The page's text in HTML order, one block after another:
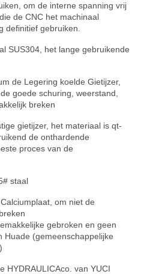
om de interne spanning vrij
de CNC het machinaal
definitief gebruiken.
SUS304, het lange gebruikende
de Legering koelde Gietijzer,
goede schuring, weerstand,
breken
gietijzer, het materiaal is qt-
de onthardende
proces van de
staal
om niet de
gebroken en geen
Huade (gemeenschappelijke
HYDRAULICAco. van YUCI